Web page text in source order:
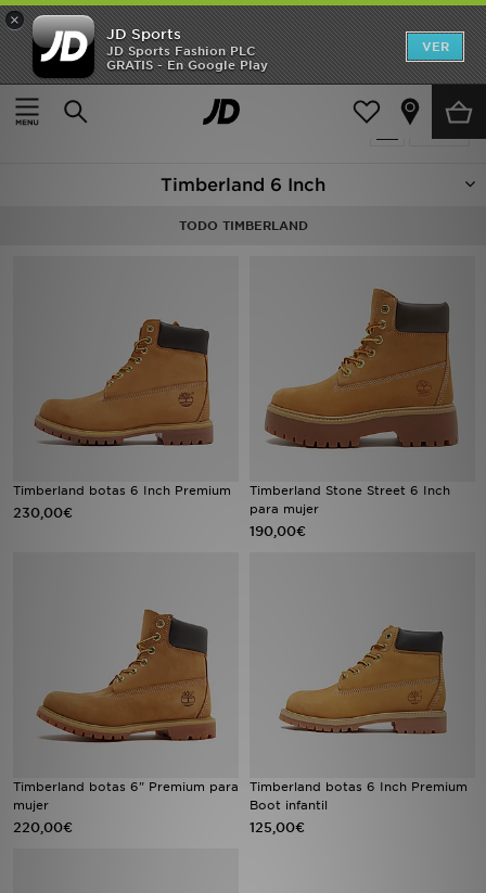
×
JD Sports
JD Sports Fashion PLC
GRATIS - En Google Play
VER
Página principal
Timberland 6 Inch
5 productos encontrados
Timberland 6 Inch
TODO TIMBERLAND
Timberland botas 6 Inch Premium
230,00€
Timberland Stone Street 6 Inch
para mujer
190,00€
Timberland botas 6" Premium para
mujer
220,00€
Timberland botas 6 Inch Premium
Boot infantil
125,00€
Hombre
Mujer
Deportes & Fitness
Ofertas
TARJETA REGALO